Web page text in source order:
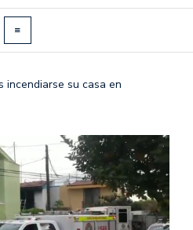
incendiarse su casa en